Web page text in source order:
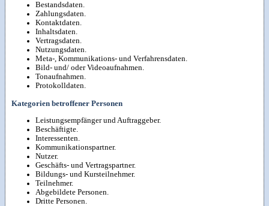
Bestandsdaten.
Zahlungsdaten.
Kontaktdaten.
Inhaltsdaten.
Vertragsdaten.
Nutzungsdaten.
Meta-, Kommunikations- und Verfahrensdaten.
Bild- und/ oder Videoaufnahmen.
Tonaufnahmen.
Protokolldaten.
Kategorien betroffener Personen
Leistungsempfänger und Auftraggeber.
Beschäftigte.
Interessenten.
Kommunikationspartner.
Nutzer.
Geschäfts- und Vertragspartner.
Bildungs- und Kursteilnehmer.
Teilnehmer.
Abgebildete Personen.
Dritte Personen.